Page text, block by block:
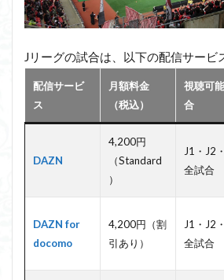
Jリーグの試合は、以下の配信サービ
配信サービ
ス
月額料金
（税込）
視聴可
合
DAZN
4,200円
（Standard
）
J1・J2
全試合
DAZN for
docomo
4,200円（割
引あり）
J1・J2
全試合